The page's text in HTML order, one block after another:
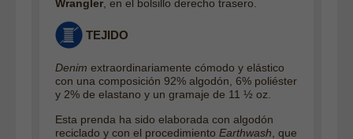
Wrangler , en el bolsillo derecho trasero.
TEJIDO
Denim extraordinariamente cómodo y elástico
con una composición 92% algodón, 6% poliéster
y 2% de elastano y un gramaje de 11 ½ oz.
Esta prenda ha sido elaborada con algodón
reciclado y con el procedimiento Earthwash , que